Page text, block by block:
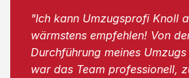
"Ich kann Umzugsprofi Knoll
wärmstens empfehlen! Von
Durchführung meines
war das Team professionell,